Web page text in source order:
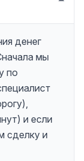
денег
мы
по
и если
сделку и